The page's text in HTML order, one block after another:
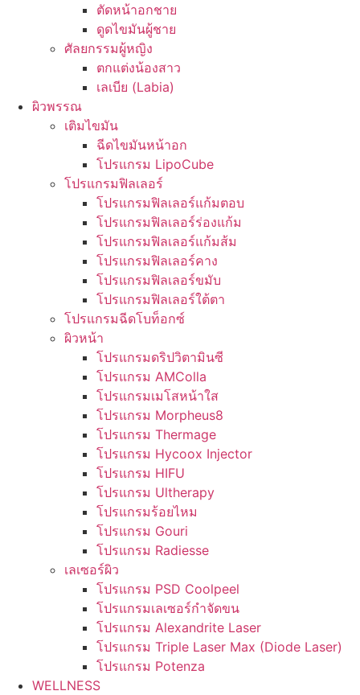
ตัดหน้าอกชาย
ดูดไขมันผู้ชาย
ศัลยกรรมผู้หญิง
ตกแต่งน้องสาว
เลเบีย (Labia)
ผิวพรรณ
เติมไขมัน
ฉีดไขมันหน้าอก
โปรแกรม LipoCube
โปรแกรมฟิลเลอร์
โปรแกรมฟิลเลอร์แก้มตอบ
โปรแกรมฟิลเลอร์ร่องแก้ม
โปรแกรมฟิลเลอร์แก้มส้ม
โปรแกรมฟิลเลอร์คาง
โปรแกรมฟิลเลอร์ขมับ
โปรแกรมฟิลเลอร์ใต้ตา
โปรแกรมฉีดโบท็อกซ์
ผิวหน้า
โปรแกรมดริปวิตามินซี
โปรแกรม AMColla
โปรแกรมเมโสหน้าใส
โปรแกรม Morpheus8
โปรแกรม Thermage
โปรแกรม Hycoox Injector
โปรแกรม HIFU
โปรแกรม Ultherapy
โปรแกรมร้อยไหม
โปรแกรม Gouri
โปรแกรม Radiesse
เลเซอร์ผิว
โปรแกรม PSD Coolpeel
โปรแกรมเลเซอร์กำจัดขน
โปรแกรม Alexandrite Laser
โปรแกรม Triple Laser Max (Diode Laser)
โปรแกรม Potenza
WELLNESS